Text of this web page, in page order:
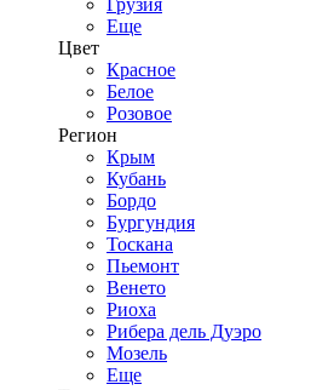
Грузия
Еще
Цвет
Красное
Белое
Розовое
Регион
Крым
Кубань
Бордо
Бургундия
Тоскана
Пьемонт
Венето
Риоха
Рибера дель Дуэро
Мозель
Еще